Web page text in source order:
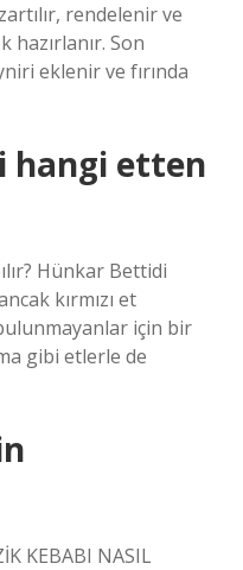
rendelenir ve
hazırlanır. Son
eklenir ve fırında
hangi etten
Hünkar Bettidi
kırmızı et
için bir
gibi etlerle de
KEBABI NASIL